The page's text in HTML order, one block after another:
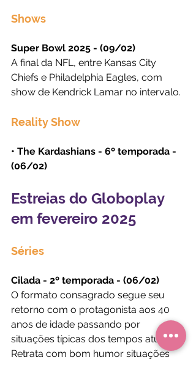
Shows
Super Bowl 2025 - (09/02)
A final da NFL, entre Kansas City
Chiefs e Philadelphia Eagles, com
show de Kendrick Lamar no intervalo.
Reality Show
• The Kardashians - 6º temporada -
(06/02)
Estreias do Globoplay
em fevereiro 2025
Séries
Cilada - 2º temporada - (06/02)
O formato consagrado segue seu
retorno com o protagonista aos 40
anos de idade passando por
situações típicas dos tempos atuais.
Retrata com bom humor situações